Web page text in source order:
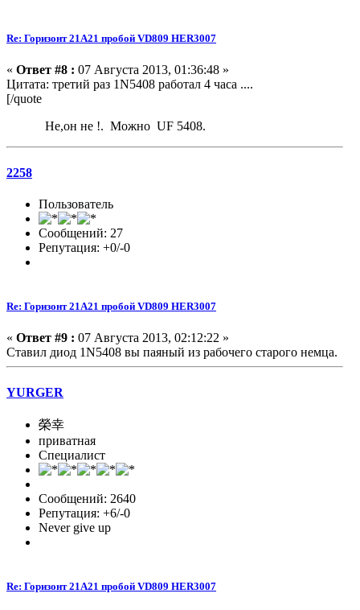
Re: Горизонт 21A21 пробой VD809 HER3007
« Ответ #8 : 07 Августа 2013, 01:36:48 »
Цитата: третий раз 1N5408 работал 4 часа ....
[/quote
Не,он не !. Можно UF 5408.
2258
Пользователь
Сообщений: 27
Репутация: +0/-0
Re: Горизонт 21A21 пробой VD809 HER3007
« Ответ #9 : 07 Августа 2013, 02:12:22 »
Ставил диод 1N5408 вы паяный из рабочего старого немца.
YURGER
榮幸
приватная
Специалист
Сообщений: 2640
Репутация: +6/-0
Never give up
Re: Горизонт 21A21 пробой VD809 HER3007